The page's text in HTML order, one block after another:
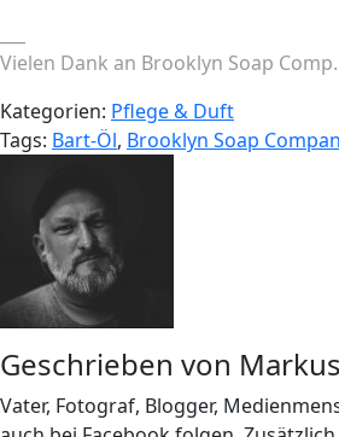
Vielen Dank an Brooklyn Soap
Kategorien: Pflege & Duft
Tags: Bart-Öl, Brooklyn Soap
Geschrieben von Markus
Vater, Fotograf, Blogger,